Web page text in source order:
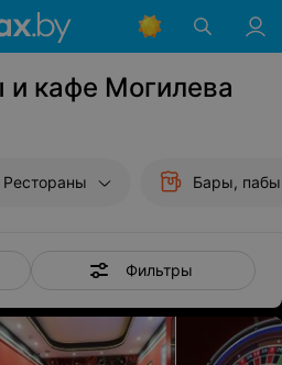
и кафе Могилева
Рестораны Бары, пабы
Фильтры